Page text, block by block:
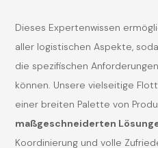
Dieses Expertenwissen
aller logistischen Aspekte,
die spezifischen
können. Unsere vielseitige
einer breiten Palette von
maßgeschneiderten
Koordinierung und volle